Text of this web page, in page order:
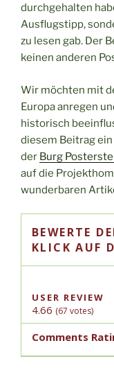
durchgehalten
Ausflugstipp,
zu lesen gab. Der
keinen anderen
Wir möchten mit
Europa anregen
historisch
diesem Beitrag
der Burg
auf die
wunderbaren
BEWERTE
KLICK AUF
USER REVIEW
4.66 (67 votes)
Comments